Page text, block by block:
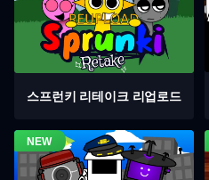
스프런키 리테이크 리업로드